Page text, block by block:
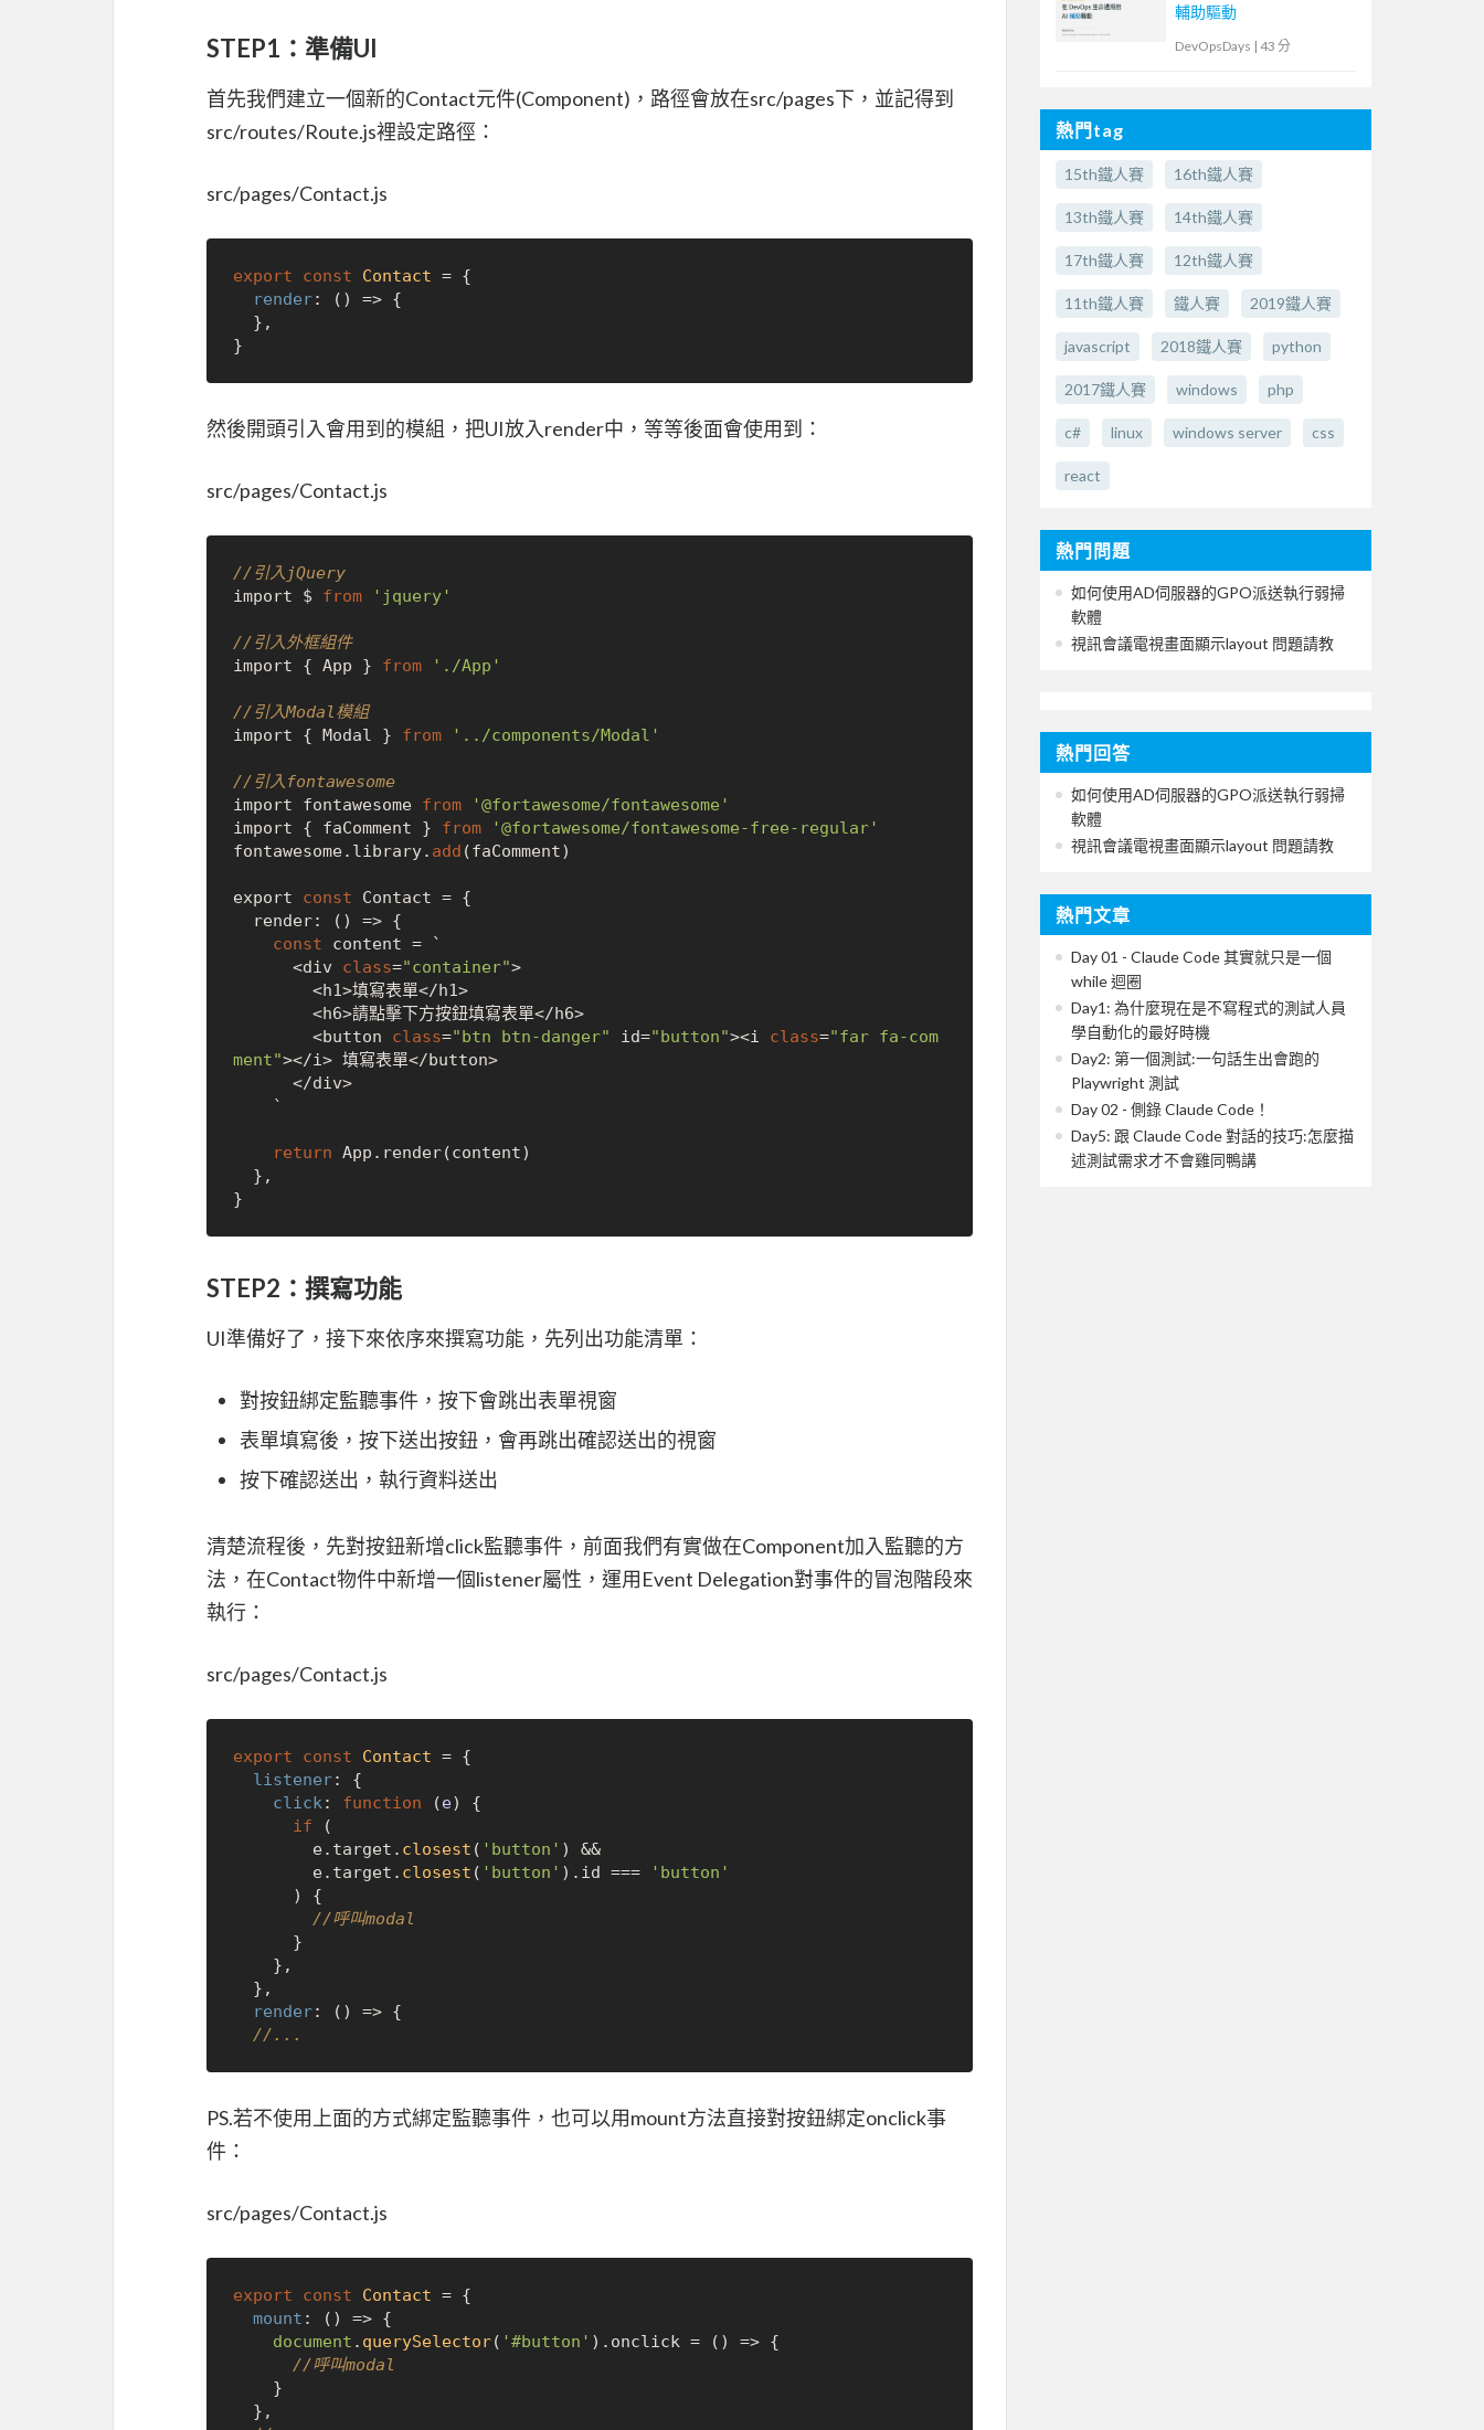
STEP1：準備UI
首先我們建立一個新的Contact元件(Component)，路徑會放在src/pages下，並記得到
src/routes/Route.js裡設定路徑：
src/pages/Contact.js
export const Contact = {
render: () => {
然後開頭引入會用到的模組，把UI放入render中，等等後面會使用到：
src/pages/Contact.js
//引入jQuery
import $ from 'jquery'
//引入外框組件
import { App } from './App'
//引入Modal模組
import { Modal } from '../components/Modal'
//引入fontawesome
import fontawesome from
'@fortawesome/fontawesome'
import { faComment } from
'@fortawesome/fontawesome-free-regular'
fontawesome.library. add (faComment)
export const Contact = {
const content = `
      <div
class="container">
        <button
class="btn btn-danger" id="button"><i class="far fa-com
ment"></i> 填寫表單</button>
return App.render(content)
STEP2：撰寫功能
UI準備好了，接下來依序來撰寫功能，先列出功能清單：
對按鈕綁定監聽事件，按下會跳出表單視窗
表單填寫後，按下送出按鈕，會再跳出確認送出的視窗
按下確認送出，執行資料送出
清楚流程後，先對按鈕新增click監聽事件，前面我們有實做在Component加入監聽的方
法，在Contact物件中新增一個listener屬性，運用Event Delegation對事件的冒泡階段來
執行：
src/pages/Contact.js
export const Contact = {
listener: {
click : function (e) {
if (
        e.
target . closest ( 'button' ) &&
        e.
target . closest ( 'button' ). id ===
'button'
//呼叫modal
render: () => {
//...
PS.若不使用上面的方式綁定監聽事件，也可以用mount方法直接對按鈕綁定onclick事
件：
src/pages/Contact.js
export const Contact = {
mount : () => {
document . querySelector( '#button' ). onclick = () => {
//呼叫modal
輔助驅動
DevOpsDays | 43 分
熱門tag
15th鐵人賽 16th鐵人賽
13th鐵人賽 14th鐵人賽
17th鐵人賽 12th鐵人賽
11th鐵人賽 鐵人賽 2019鐵人賽
javascript 2018鐵人賽 python
2017鐵人賽 windows php
c# linux windows server css
react
熱門問題
如何使用AD伺服器的GPO派送執行弱掃
軟體
視訊會議電視畫面顯示layout 問題請教
熱門回答
如何使用AD伺服器的GPO派送執行弱掃
軟體
視訊會議電視畫面顯示layout 問題請教
熱門文章
Day 01 - Claude Code 其實就只是一個
while 迴圈
Day1: 為什麼現在是不寫程式的測試人員
學自動化的最好時機
Day2: 第一個測試:一句話生出會跑的
Playwright 測試
Day 02 - 側錄 Claude Code！
Day5: 跟 Claude Code 對話的技巧:怎麼描
述測試需求才不會雞同鴨講